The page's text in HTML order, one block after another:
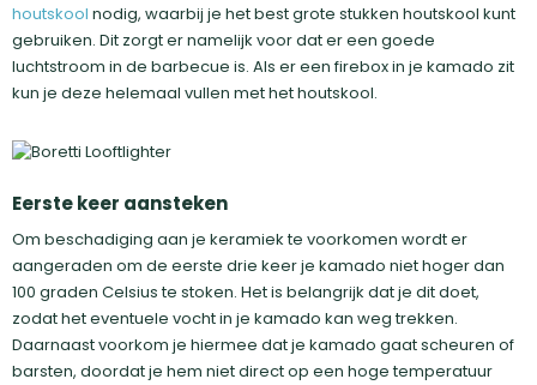
houtskool nodig, waarbij je het best grote stukken houtskool kunt
gebruiken. Dit zorgt er namelijk voor dat er een goede
luchtstroom in de barbecue is. Als er een firebox in je kamado zit
kun je deze helemaal vullen met het houtskool.
Eerste keer aansteken
Om beschadiging aan je keramiek te voorkomen wordt er
aangeraden om de eerste drie keer je kamado niet hoger dan
100 graden Celsius te stoken. Het is belangrijk dat je dit doet,
zodat het eventuele vocht in je kamado kan weg trekken.
Daarnaast voorkom je hiermee dat je kamado gaat scheuren of
barsten, doordat je hem niet direct op een hoge temperatuur